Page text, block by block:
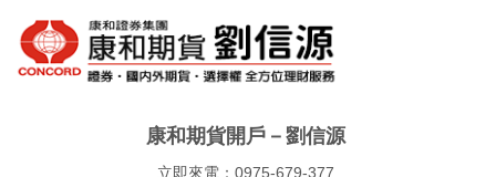
康和期貨開戶－劉信源
立即來電：0975-679-377